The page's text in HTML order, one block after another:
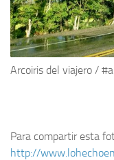
Arcoiris del viajero /
Para compartir esta
http://